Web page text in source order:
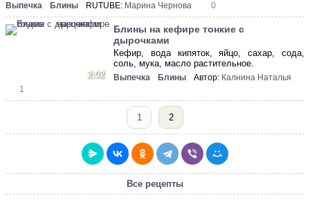
Выпечка Блины RUTUBE: Марина Чернова 0
2:02
Блины на кефире тонкие с
дырочками
Кефир, вода кипяток, яйцо, сахар, сода,
соль, мука, масло растительное.
Выпечка Блины Автор: Калнина Наталья
1
1 2
Все рецепты